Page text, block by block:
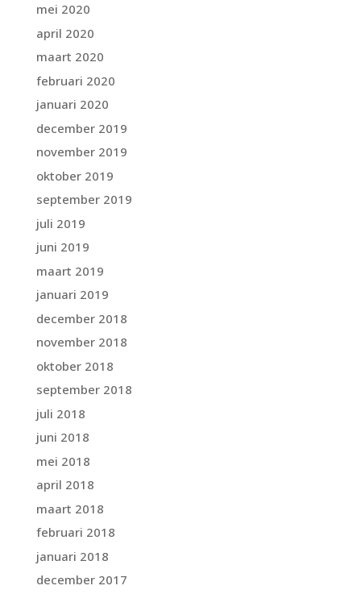
mei 2020
april 2020
maart 2020
februari 2020
januari 2020
december 2019
november 2019
oktober 2019
september 2019
juli 2019
juni 2019
maart 2019
januari 2019
december 2018
november 2018
oktober 2018
september 2018
juli 2018
juni 2018
mei 2018
april 2018
maart 2018
februari 2018
januari 2018
december 2017